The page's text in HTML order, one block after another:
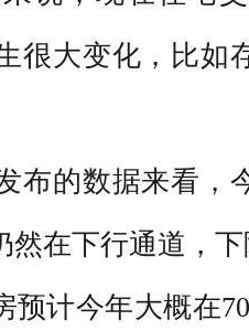
很大变化，比如
的数据来看，
然在下行通道，
预计今年大概在